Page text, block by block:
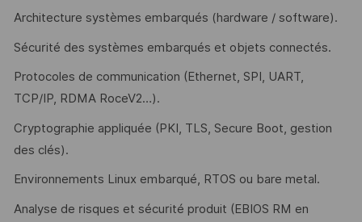
Architecture systèmes embarqués (hardware / software).
Sécurité des systèmes embarqués et objets connectés.
Protocoles de communication (Ethernet, SPI, UART,
TCP/IP, RDMA RoceV2…).
Cryptographie appliquée (PKI, TLS, Secure Boot, gestion
des clés).
Environnements Linux embarqué, RTOS ou bare metal.
Analyse de risques et sécurité produit (EBIOS RM en